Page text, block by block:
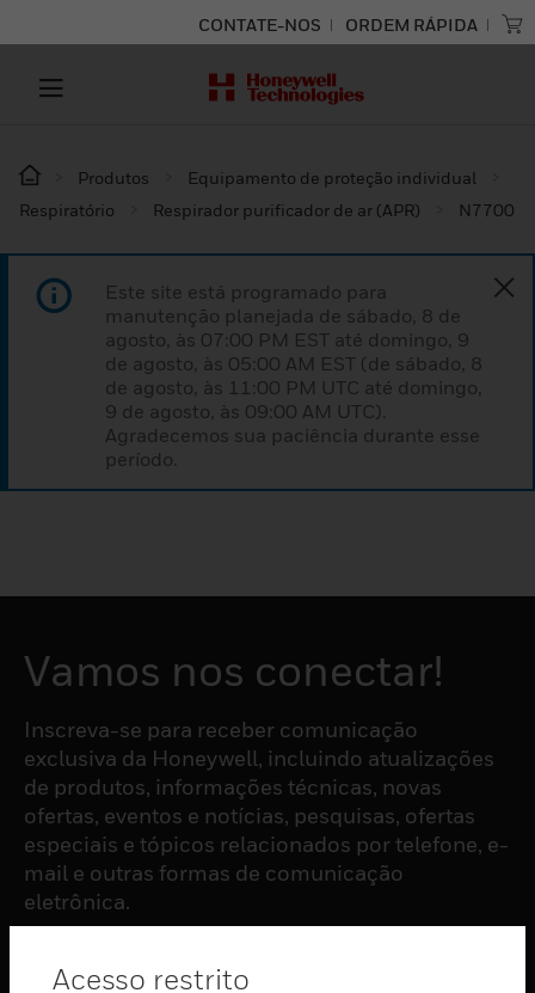
CONTATE-NOS ORDEM RÁPIDA
Produtos
Equipamento de proteção individual
Respiratório
Respirador purificador de ar (APR) N7700
Este site está programado para
manutenção planejada de sábado, 8 de
agosto, às 07:00 PM EST até domingo, 9
de agosto, às 05:00 AM EST (de sábado, 8
de agosto, às 11:00 PM UTC até domingo,
9 de agosto, às 09:00 AM UTC).
Agradecemos sua paciência durante esse
período.
Vamos nos conectar!
Inscreva-se para receber comunicação
exclusiva da Honeywell, incluindo atualizações
de produtos, informações técnicas, novas
ofertas, eventos e notícias, pesquisas, ofertas
especiais e tópicos relacionados por telefone, e-
mail e outras formas de comunicação
eletrônica.
ASSINAR
Acesso restrito